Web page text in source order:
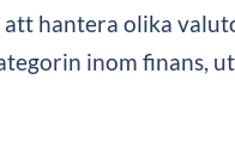
hantera olika
inom finans,